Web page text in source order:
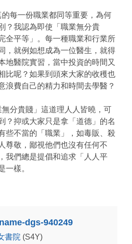
每一份職業都同等重要，為何
？我認為即使「職業無分貴
全平等」。每一種職業和行業所
，就例如想成為一位醫生，就得
地醫院實習，當中投資的時間又
比呢？如果到頭來大家的收穫也
浪費自己的精力和時間去學醫？
分貴賤」這道理人人皆曉，可
？抑或大家只是拿「道德」的名
些不當的「職業」，如毒販、殺
尊敬，鄙視他們也沒有任何不
我們總是提倡和追求「人人平
一樣。
dgs-940249
書院 (S4Y)